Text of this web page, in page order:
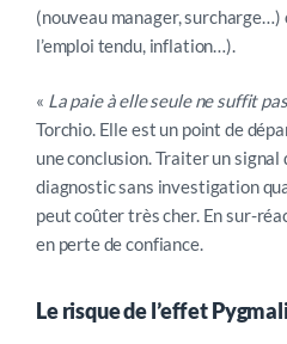
(nouveau manager,
l’emploi tendu, inflation…).
« La paie à elle seule ne suffit pas
Torchio. Elle est un point de
une conclusion. Traiter un signal
diagnostic sans investigation
peut coûter très cher. En sur-
en perte de confiance.
Le risque de l’effet